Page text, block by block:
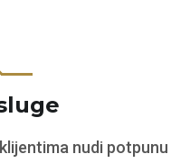
nudi potpunu